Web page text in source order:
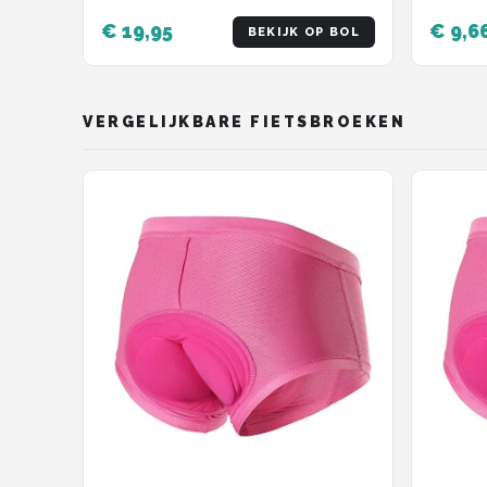
€ 19,95 BEKIJK OP BOL €
VERGELIJKBARE FIETSBROEKEN